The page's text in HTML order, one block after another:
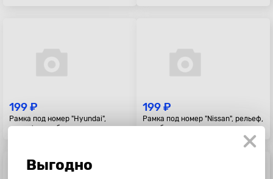
199 ₽
Рамка под номер "Hyundai",
рельеф, серебро
199 ₽
Рамка под номер "Nissan", рельеф,
серебро
Выгодно